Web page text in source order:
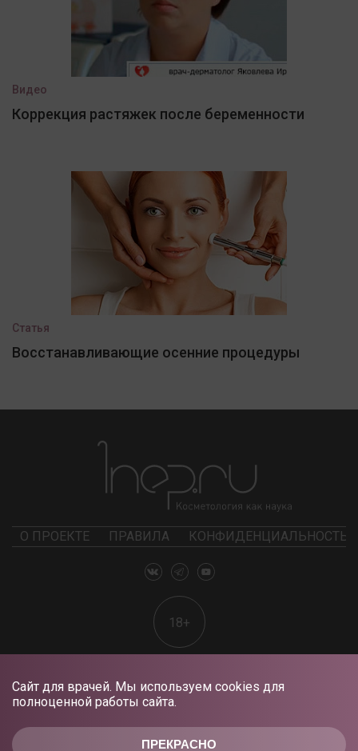
ПРЕКРАСНО
Сайт для врачей. Мы используем cookies для
полноценной работы сайта.
Видео
Коррекция растяжек после беременности
Статья
Восстанавливающие осенние процедуры
О ПРОЕКТЕ ПРАВИЛА КОНФИДЕНЦИАЛЬНОСТЬ
18+